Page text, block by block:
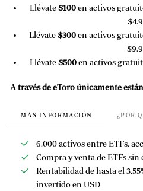
Llévate$100en activos
Llévate$300en activos
Llévate$500en activos
A través de eToro únicamente
MÁS INFORMACIÓN ¿POR
6.000 activos entre ETFs,
Compra y venta de ETFs sin
Rentabilidad de hasta el
invertido en USD